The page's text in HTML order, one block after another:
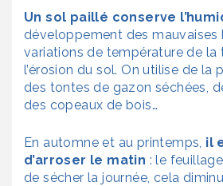
Un sol paillé conserve
développement des mauvaises
variations de température de la
l’érosion du sol. On utilise de la
des tontes de gazon séchées,
des copeaux de bois…
En automne et au printemps, il
d’arroser le matin : le
de sécher la journée, cela